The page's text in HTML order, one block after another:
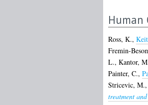
Human
Ross, K.,
Fremin-
L., Kantor,
Painter, C.,
Stricevic, M.,
treatment